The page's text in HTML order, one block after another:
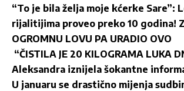
“To je bila želja moje kćerke Sare”:
rijalitijima proveo preko 10 godina!
OGROMNU LOVU PA URADIO OVO
“ČISTILA JE 20 KILOGRAMA LUKA
Aleksandra iznijela šokantne
U januaru se drastično mijenja